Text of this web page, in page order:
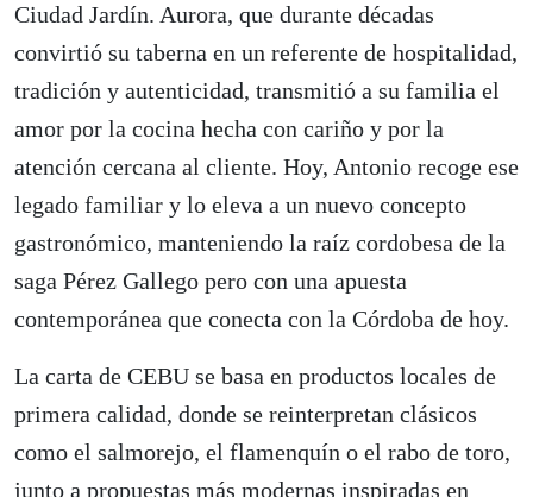
Ciudad Jardín. Aurora, que durante décadas
convirtió su taberna en un referente de hospitalidad,
tradición y autenticidad, transmitió a su familia el
amor por la cocina hecha con cariño y por la
atención cercana al cliente. Hoy, Antonio recoge ese
legado familiar y lo eleva a un nuevo concepto
gastronómico, manteniendo la raíz cordobesa de la
saga Pérez Gallego pero con una apuesta
contemporánea que conecta con la Córdoba de hoy.
La carta de CEBU se basa en productos locales de
primera calidad, donde se reinterpretan clásicos
como el salmorejo, el flamenquín o el rabo de toro,
junto a propuestas más modernas inspiradas en